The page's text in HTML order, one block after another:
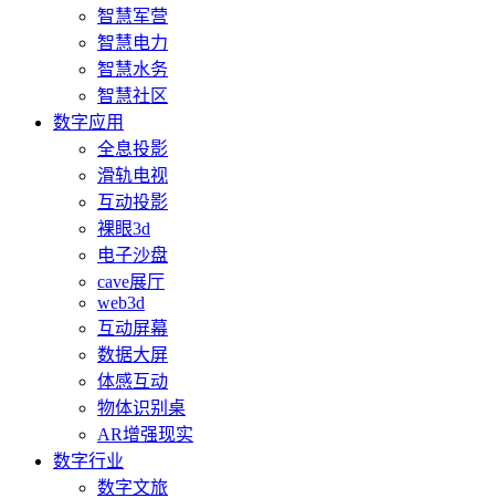
智慧军营
智慧电力
智慧水务
智慧社区
数字应用
全息投影
滑轨电视
互动投影
裸眼3d
电子沙盘
cave展厅
web3d
互动屏幕
数据大屏
体感互动
物体识别桌
AR增强现实
数字行业
数字文旅